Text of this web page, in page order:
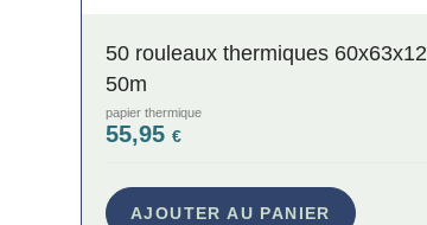
50 rouleaux thermiques 60x63x12
50m
papier thermique
55,95 €
AJOUTER AU PANIER